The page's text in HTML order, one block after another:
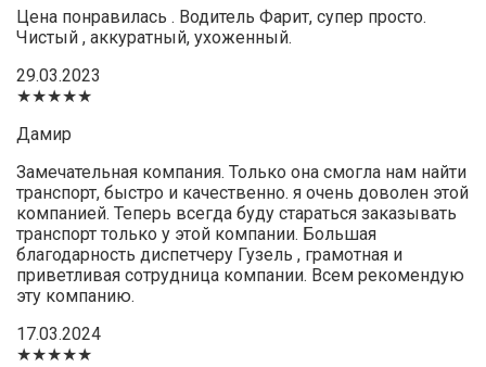
Цена понравилась . Водитель Фарит, супер просто.
Чистый , аккуратный, ухоженный.
29.03.2023
★★★★★
Дамир
Замечательная компания. Только она смогла нам найти
транспорт, быстро и качественно. я очень доволен этой
компанией. Теперь всегда буду стараться заказывать
транспорт только у этой компании. Большая
благодарность диспетчеру Гузель , грамотная и
приветливая сотрудница компании. Всем рекомендую
эту компанию.
17.03.2024
★★★★★